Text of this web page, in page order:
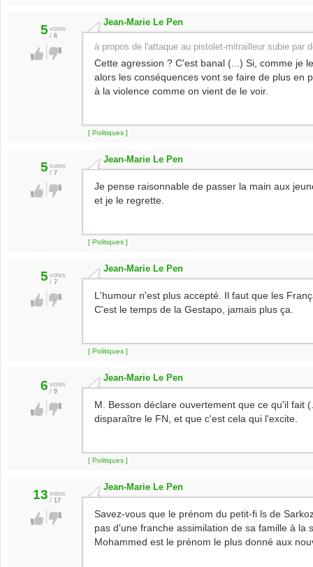
5 votes
/ 6
Jean-Marie Le Pen
à propos de l'attaque au pistolet-mitrailleur subie par
Cette agression ? C'est banal (...) Si, comme je
alors les conséquences vont se faire de plus en
à la violence comme on vient de le voir.
[ Politiques ]
5 votes
/ 7
Jean-Marie Le Pen
Je pense raisonnable de passer la main aux
et je le regrette.
[ Politiques ]
5 votes
/ 7
Jean-Marie Le Pen
L'humour n'est plus accepté. Il faut que les
C'est le temps de la Gestapo, jamais plus ça.
[ Politiques ]
6 votes
/ 9
Jean-Marie Le Pen
M. Besson déclare ouvertement que ce qu'il fait
disparaître le FN, et que c'est cela qui l'excite.
[ Politiques ]
13 votes
/ 17
Jean-Marie Le Pen
Savez-vous que le prénom du petit-fi ls de
pas d'une franche assimilation de sa famille à la
Mohammed est le prénom le plus donné aux